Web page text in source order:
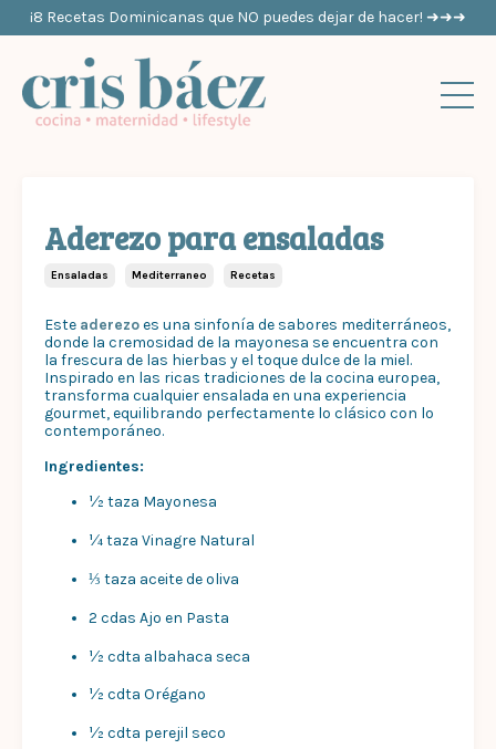
¡8 Recetas Dominicanas que NO puedes dejar de hacer! ➜➜➜
Aderezo para ensaladas
Ensaladas Mediterraneo Recetas
Este aderezoes una sinfonía de sabores mediterráneos,
donde la cremosidad de la mayonesa se encuentra con
la frescura de las hierbas y el toque dulce de la miel.
Inspirado en las ricas tradiciones de la cocina europea,
transforma cualquier ensalada en una experiencia
gourmet, equilibrando perfectamente lo clásico con lo
contemporáneo.
Ingredientes:
½ taza Mayonesa
¼ taza Vinagre Natural
⅓ taza aceite de oliva
2 cdas Ajo en Pasta
½ cdta albahaca seca
½ cdta Orégano
½ cdta perejil seco